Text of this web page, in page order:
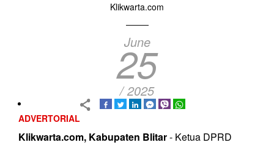
Klikwarta.com
June
25
/ 2025
ADVERTORIAL
Klikwarta.com, Kabupaten Blitar- Ketua DPRD